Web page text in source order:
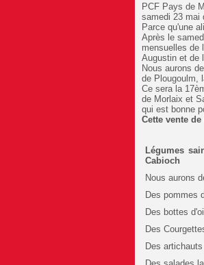
PCF Pays de
samedi 23 mai
Parce qu'une
Après le
mensuelles de
Augustin et de
Nous aurons
de Plougoulm,
Ce sera la
de Morlaix et
qui est bonne
Cette vente
Légumes
Cabioch
Nous aurons
Des pommes
Des bottes
Des
Des